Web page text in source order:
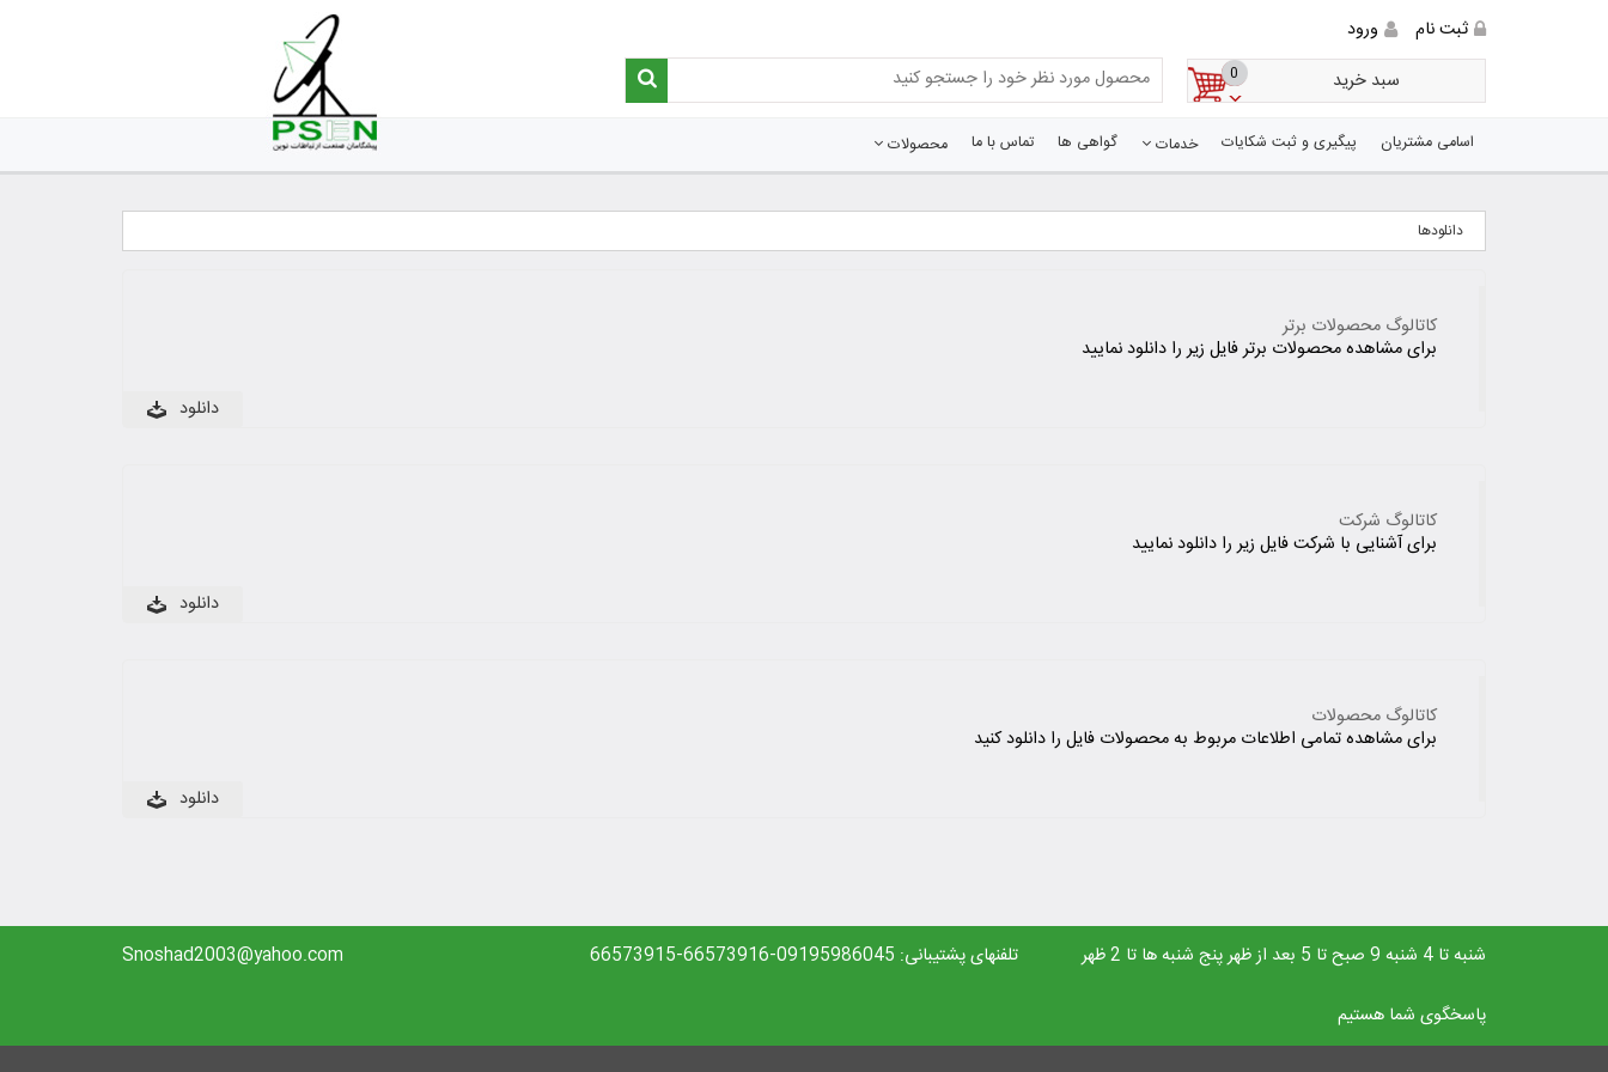
ثبت نام ورود
0 سبد خرید
اسامی مشتریان پیگیری و ثبت شکایات خدمات گواهی ها تماس با ما محصولات
دانلودها
کاتالوگ محصولات برتر
برای مشاهده محصولات برتر فایل زیر را دانلود نمایید
دانلود
کاتالوگ شرکت
برای آشنایی با شرکت فایل زیر را دانلود نمایید
دانلود
کاتالوگ محصولات
برای مشاهده تمامی اطلاعات مربوط به محصولات فایل را دانلود کنید
دانلود
شنبه تا 4 شنبه 9 صبح تا 5 بعد از ظهر پنج شنبه ها تا 2 ظهر
پاسخگوی شما هستیم
تلفنهای پشتیبانی: 09195986045-66573916-66573915 Snoshad2003@yahoo.com